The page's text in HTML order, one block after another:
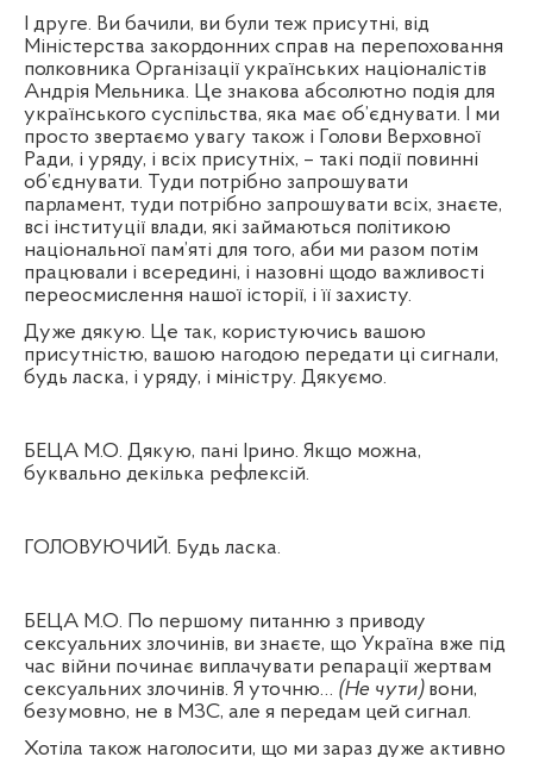
І друге. Ви бачили, ви були теж присутні, від
Міністерства закордонних справ на перепоховання
полковника Організації українських націоналістів
Андрія Мельника. Це знакова абсолютно подія для
українського суспільства, яка має об’єднувати. І ми
просто звертаємо увагу також і Голови Верховної
Ради, і уряду, і всіх присутніх, – такі події повинні
об’єднувати. Туди потрібно запрошувати
парламент, туди потрібно запрошувати всіх, знаєте,
всі інституції влади, які займаються політикою
національної пам’яті для того, аби ми разом потім
працювали і всередині, і назовні щодо важливості
переосмислення нашої історії, і її захисту.
Дуже дякую. Це так, користуючись вашою
присутністю, вашою нагодою передати ці сигнали,
будь ласка, і уряду, і міністру. Дякуємо.
БЕЦА М.О. Дякую, пані Ірино. Якщо можна,
буквально декілька рефлексій.
ГОЛОВУЮЧИЙ. Будь ласка.
БЕЦА М.О. По першому питанню з приводу
сексуальних злочинів, ви знаєте, що Україна вже під
час війни починає виплачувати репарації жертвам
сексуальних злочинів. Я уточню… (Не чути)вони,
безумовно, не в МЗС, але я передам цей сигнал.
Хотіла також наголосити, що ми зараз дуже активно